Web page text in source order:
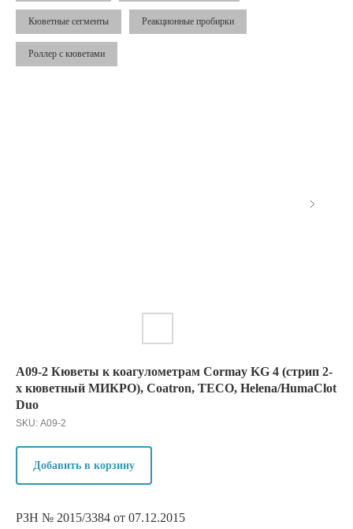
Кюветные сегменты Реакционные пробирки
Роллер с кюветами
А09-2 Кюветы к коагулометрам Cormay KG 4 (стрип 2-
х кюветный МИКРО), Coatron, ТЕСО, Helena/HumaClot
Duo
SKU: А09-2
Добавить в корзину
РЗН № 2015/3384 от 07.12.2015